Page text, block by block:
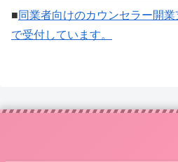
■同業者向けのカウンセラー開
で受付しています。